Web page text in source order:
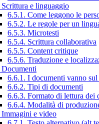
e linguaggio
6.5.1. Come leggono le
6.5.2. Le regole per un
6.5.3. Microtesti
6.5.4. Scrittura collaborativa
6.5.5. Content critique
6.5.6. Traduzione e
6.6.1. I documenti vanno
6.6.2. Tipi di documenti
6.6.3. Formato di lettura dei
6.6.4. Modalità di
Immagini e video